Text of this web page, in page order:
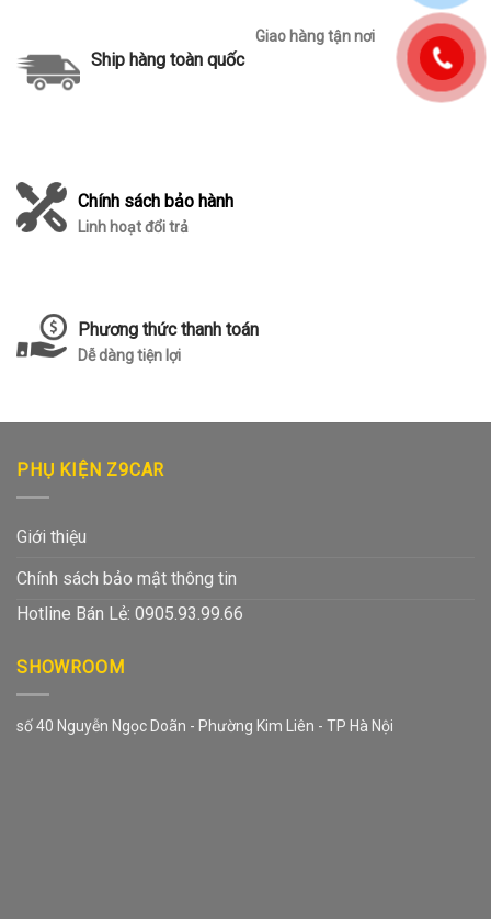
Ship hàng toàn quốc
Giao hàng tận nơi
Chính sách bảo hành
Linh hoạt đổi trả
Phương thức thanh toán
Dễ dàng tiện lợi
PHỤ KIỆN Z9CAR
Giới thiệu
Chính sách bảo mật thông tin
Hotline Bán Lẻ: 0905.93.99.66
SHOWROOM
số 40 Nguyễn Ngọc Doãn - Phường Kim Liên - TP Hà Nội